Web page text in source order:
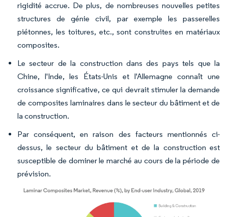
rigidité accrue. De plus, de nombreuses nouvelles petites
structures de génie civil, par exemple les passerelles
piétonnes, les toitures, etc., sont construites en matériaux
composites.
Le secteur de la construction dans des pays tels que la
Chine, l'Inde, les États-Unis et l'Allemagne connaît une
croissance significative, ce qui devrait stimuler la demande
de composites laminaires dans le secteur du bâtiment et de
la construction.
Par conséquent, en raison des facteurs mentionnés ci-
dessus, le secteur du bâtiment et de la construction est
susceptible de dominer le marché au cours de la période de
prévision.